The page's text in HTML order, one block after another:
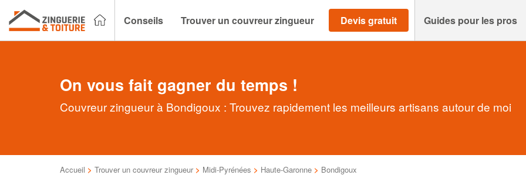
Conseils Trouver un couvreur zingueur Devis gratuit Guides pour les pros
On vous fait gagner du temps !
Couvreur zingueur à Bondigoux : Trouvez rapidement les meilleurs artisans autour de moi
Accueil > Trouver un couvreur zingueur > Midi-Pyrénées > Haute-Garonne > Bondigoux